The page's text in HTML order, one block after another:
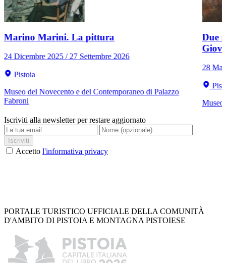
Marino Marini. La pittura
24 Dicembre 2025 / 27 Settembre 2026
Pistoia
Museo del Novecento e del Contemporaneo di Palazzo
Fabroni
Due
28
Museo
Iscriviti alla newsletter per restare aggiornato
Iscriviti
Accetto l'informativa privacy
PORTALE TURISTICO UFFICIALE DELLA COMUNITÀ
D'AMBITO DI PISTOIA E MONTAGNA PISTOIESE